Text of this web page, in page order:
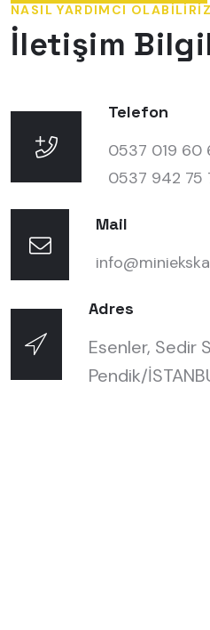
NASIL YARDIMCI
İletişim
Telefon
0537 019 60
0537 942 75
Mail
Adres
Esenler, Sedir
Pendik/